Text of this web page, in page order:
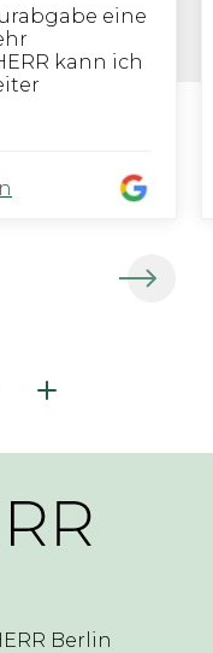
eine
kann ich
Berlin